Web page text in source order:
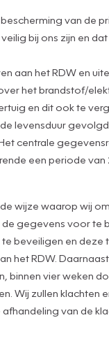
van
bij ons zijn en
aan het RDW en
het brandstof/
en dit ook te
levensduur
centrale
een periode
wijze waarop wij
gegevens voor
en deze
het RDW.
vier weken
Wij zullen klachten
van de